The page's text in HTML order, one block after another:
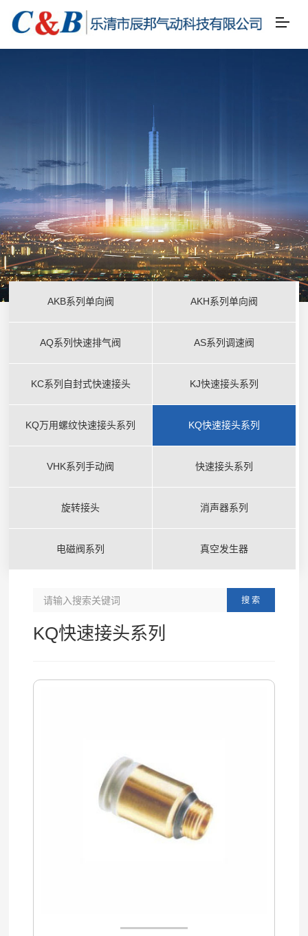
AKB系列单向阀 AKH系列单向阀
AQ系列快速排气阀 AS系列调速阀
KC系列自封式快速接头 KJ快速接头系列
KQ万用螺纹快速接头系列 KQ快速接头系列
VHK系列手动阀 快速接头系列
旋转接头 消声器系列
电磁阀系列 真空发生器
搜 索
KQ快速接头系列